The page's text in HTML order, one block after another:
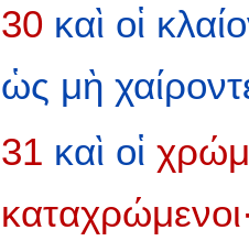
30 καὶ οἱ
ὡς μὴ
31 καὶ οἱ